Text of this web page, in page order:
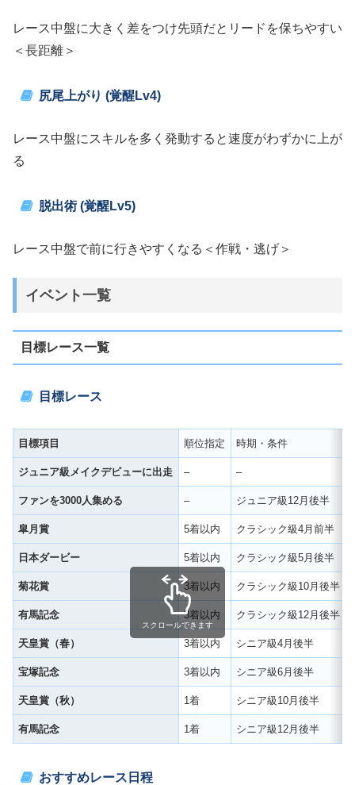
レース中盤に大きく差をつけ先頭だとリードを保ちやすい
＜長距離＞
尻尾上がり (覚醒Lv4)
レース中盤にスキルを多く発動すると速度がわずかに上が
る
脱出術 (覚醒Lv5)
レース中盤で前に行きやすくなる＜作戦・逃げ＞
イベント一覧
目標レース一覧
目標レース
目標項目 順位指定 時期・条件
ジュニア級メイクデビューに出走 – –
ファンを3000人集める – ジュニア級12月後半
皐月賞 5着以内 クラシック級4月前半
日本ダービー 5着以内 クラシック級5月後半
菊花賞 3着以内 クラシック級10月後半
有馬記念 3着以内 クラシック級12月後半
天皇賞（春） 3着以内 シニア級4月後半
宝塚記念 3着以内 シニア級6月後半
天皇賞（秋） 1着 シニア級10月後半
有馬記念 1着 シニア級12月後半
スクロールできます
おすすめレース日程